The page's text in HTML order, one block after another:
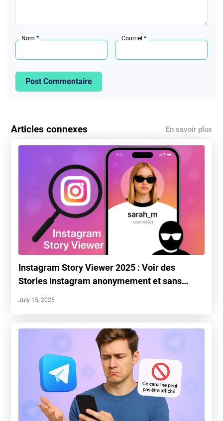
Nom * Courriel *
Post Commentaire
Articles connexes En savoir plus
Instagram Story Viewer 2025 : Voir des
Stories Instagram anonymement et sans
July 15, 2025